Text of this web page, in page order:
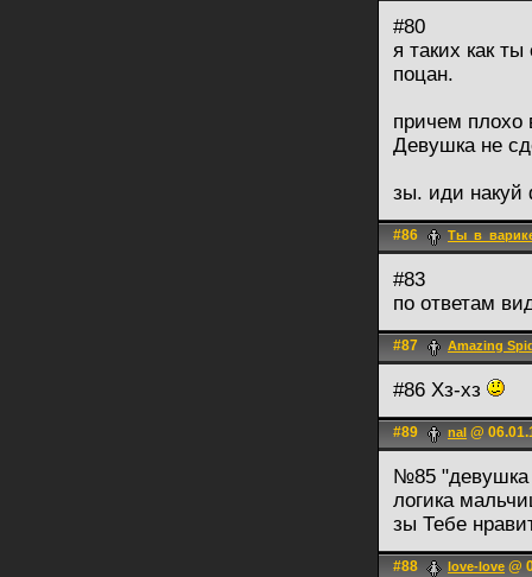
#80
я таких как
поцан.
причем
Девушка не
зы. иди
#86
#83
по ответам
#87 Amazing
#86 Хз-хз
#89 nal @
№85 "девушка
логика
зы Тебе
#88 love-love @